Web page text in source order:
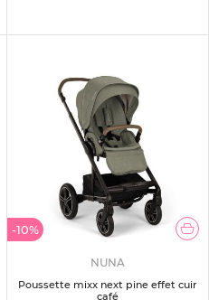
-10%
NUNA
Poussette mixx next pine effet cuir
café